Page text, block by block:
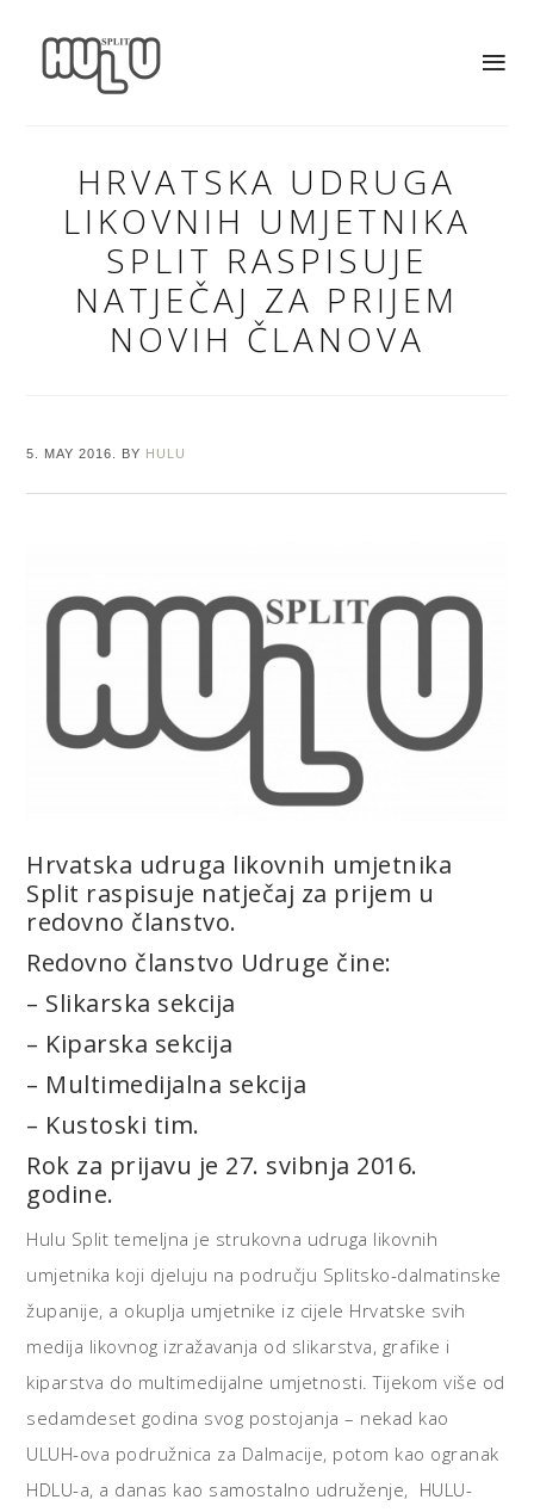
HRVATSKA UDRUGA
LIKOVNIH UMJETNIKA
SPLIT RASPISUJE
NATJEČAJ ZA PRIJEM
NOVIH ČLANOVA
5. MAY 2016. BY HULU
Hrvatska udruga likovnih umjetnika
Split raspisuje natječaj za prijem u
redovno članstvo.
Redovno članstvo Udruge čine:
– Slikarska sekcija
– Kiparska sekcija
– Multimedijalna sekcija
– Kustoski tim.
Rok za prijavu je 27. svibnja 2016.
godine.
Hulu Split temeljna je strukovna udruga likovnih
umjetnika koji djeluju na području Splitsko-dalmatinske
županije, a okuplja umjetnike iz cijele Hrvatske svih
medija likovnog izražavanja od slikarstva, grafike i
kiparstva do multimedijalne umjetnosti. Tijekom više od
sedamdeset godina svog postojanja – nekad kao
ULUH-ova podružnica za Dalmacije, potom kao ogranak
HDLU-a, a danas kao samostalno udruženje, HULU-